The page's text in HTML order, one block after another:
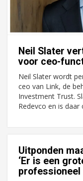
Neil Slater
voor ceo-
Neil Slater wordt
ceo van Link, de
Investment Trust.
Redevco en is daar
Uitponden
‘Er is een
professioneel